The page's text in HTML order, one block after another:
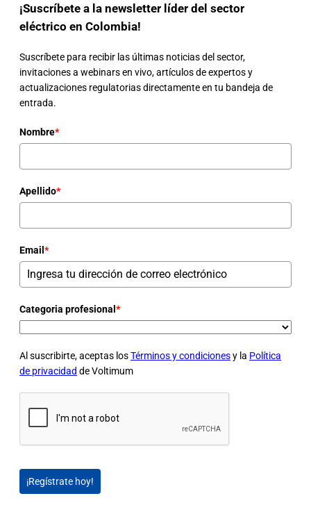
¡Suscríbete a la newsletter líder del sector
eléctrico en Colombia!
Suscríbete para recibir las últimas noticias del sector,
invitaciones a webinars en vivo, artículos de expertos y
actualizaciones regulatorias directamente en tu bandeja de
entrada.
Nombre*
Apellido*
Email *
Categoria profesional *
Al suscribirte, aceptas losTérminos y condicionesy la Política
de privacidad de Voltimum
¡Regístrate hoy!